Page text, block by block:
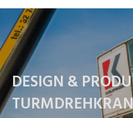
DESIGN &